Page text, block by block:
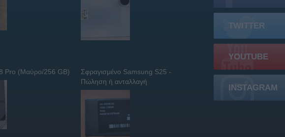
Pro (Μαύρο/256 GB)
Σφραγισμένο Samsung S25 -
Πώληση ή ανταλλαγή
TWITTER
YOUTUBE
INSTAGRAM